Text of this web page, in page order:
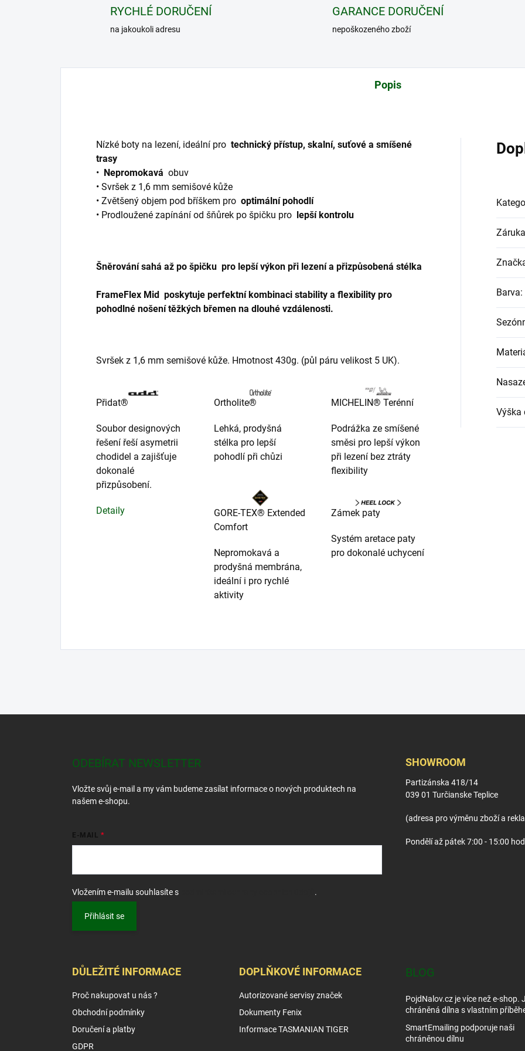
RYCHLÉ DORUČENÍ
na jakoukoli adresu
GARANCE DORUČENÍ
nepoškozeného zboží
Popis
Nízké boty na lezení, ideální pro technický přístup, skalní, suťové a smíšené
trasy
• Nepromokavá obuv
• Svršek z 1,6 mm semišové kůže
• Zvětšený objem pod bříškem pro optimální pohodlí
• Prodloužené zapínání od šňůrek po špičku pro
lepší kontrolu
Šněrování sahá až po špičku pro lepší výkon při lezení a přizpůsobená stélka
FrameFlex Mid poskytuje perfektní kombinaci stability a flexibility pro
pohodlné nošení těžkých břemen na dlouhé vzdálenosti.
Svršek z 1,6 mm semišové kůže. Hmotnost 430g. (půl páru velikost 5 UK).
Přidat®
Soubor designových
řešení řeší asymetrii
chodidel a zajišťuje
dokonalé
přizpůsobení.
Detaily
Ortholite®
Lehká, prodyšná
stélka pro lepší
pohodlí při chůzi
MICHELIN® Terénní
Podrážka ze smíšené
směsi pro lepší výkon
při lezení bez ztráty
flexibility
GORE-TEX® Extended
Comfort
Nepromokavá a
prodyšná membrána,
ideální i pro rychlé
aktivity
Zámek paty
Systém aretace paty
pro dokonalé uchycení
Záruka
Barva:
Výška
ODEBÍRAT NEWSLETTER
Vložte svůj e-mail a my vám budeme zasílat informace o nových produktech na
našem e-shopu.
E-MAIL
Vložením e-mailu souhlasíte s .
Přihlásit se
SHOWROOM
Partizánska 418/14
039 01 Turčianske Teplice
(adresa pro výměnu zboží a
Pondělí až pátek 7:00 - 15:00
DŮLEŽITÉ INFORMACE
Proč nakupovat u nás ?
Obchodní podmínky
Doručení a platby
GDPR
DOPLŇKOVÉ INFORMACE
Autorizované servisy značek
Dokumenty Fenix
Informace TASMANIAN TIGER
BLOG
PojdNalov.cz je více než e-shop.
chráněná dílna s vlastním
SmartEmailing podporuje naši
chráněnou dílnu